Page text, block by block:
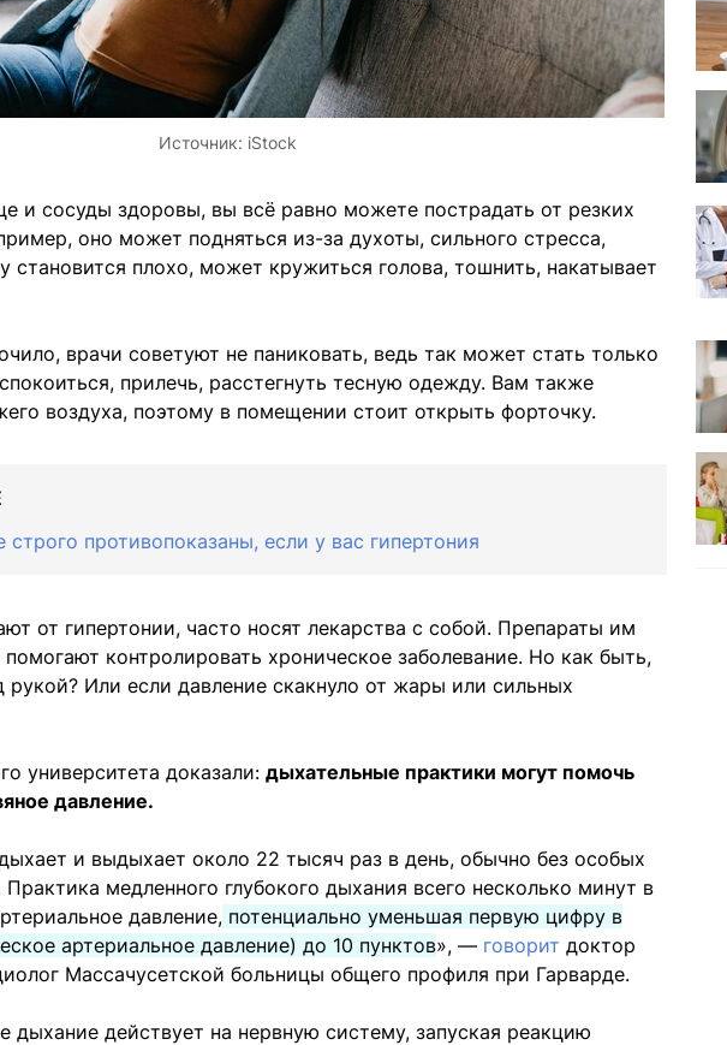
Источник: iStock
и сосуды здоровы, вы всё равно можете пострадать от резких
оно может подняться из-за духоты, сильного стресса,
становится плохо, может кружиться голова, тошнить, накатывает
врачи советуют не паниковать, ведь так может стать только
прилечь, расстегнуть тесную одежду. Вам также
воздуха, поэтому в помещении стоит открыть форточку.
противопоказаны, если у вас гипертония
от гипертонии, часто носят лекарства с собой. Препараты им
контролировать хроническое заболевание. Но как быть,
рукой? Или если давление скакнуло от жары или сильных
университета доказали: дыхательные практики могут помочь
давление.
и выдыхает около 22 тысяч раз в день, обычно без особых
медленного глубокого дыхания всего несколько минут в
давление, потенциально уменьшая первую цифру в
артериальное давление) до 10 пунктов», — говорит доктор
Массачусетской больницы общего профиля при Гарварде.
дыхание действует на нервную систему, запуская реакцию